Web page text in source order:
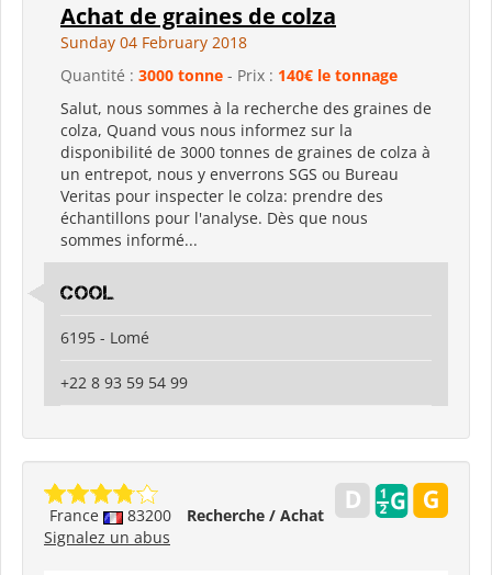
Achat de graines de colza
Sunday 04 February 2018
Quantité : 3000 tonne - Prix : 140€ le tonnage
Salut, nous sommes à la recherche des graines de
colza, Quand vous nous informez sur la
disponibilité de 3000 tonnes de graines de colza à
un entrepot, nous y enverrons SGS ou Bureau
Veritas pour inspecter le colza: prendre des
échantillons pour l'analyse. Dès que nous
sommes informé...
cool
6195 - Lomé
+22 8 93 59 54 99
France 83200
Recherche / Achat
Signalez un abus